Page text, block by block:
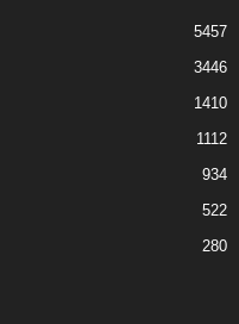
5457
3446
1410
1112
934
522
280